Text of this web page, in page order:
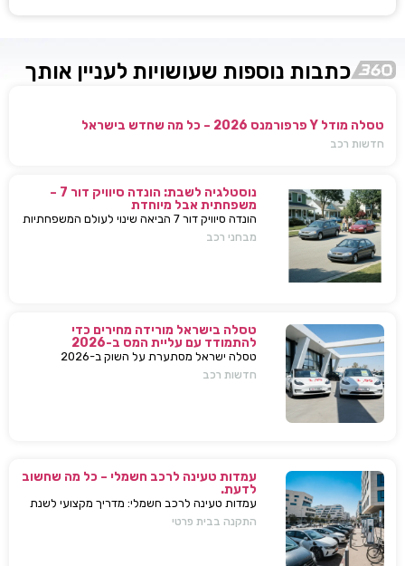
כתבות נוספות שעושויות לעניין אותך
טסלה מודל Y פרפורמנס 2026 – כל מה שחדש בישראל
חדשות רכב
נוסטלגיה לשבת: הונדה סיוויק דור 7 –
משפחתית אבל מיוחדת
הונדה סיוויק דור 7 הביאה שינוי לעולם המשפחתיות
בישראל — כל מה שחשוב לדעת, מפרטים ועד
מבחני רכב
טסלה בישראל מורידה מחירים כדי
להתמודד עם עליית המס ב-2026
טסלה ישראל מסתערת על השוק ב-2026
ומבצעת הפחתות מחירים של עשרות אלפי שקלים
חדשות רכב
עמדות טעינה לרכב חשמלי – כל מה שחשוב
לדעת.
עמדות טעינה לרכב חשמלי: מדריך מקצועי לשנת
2025. בחירת עמדת טעינה, התקנה בבית או
התקנה בבית פרטי